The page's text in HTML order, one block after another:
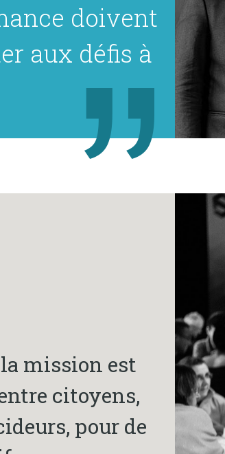
doivent
aux défis à
mission est
citoyens,
pour de